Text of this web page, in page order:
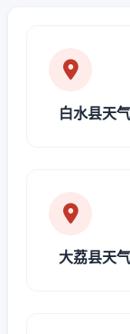
白水县天
大荔县天